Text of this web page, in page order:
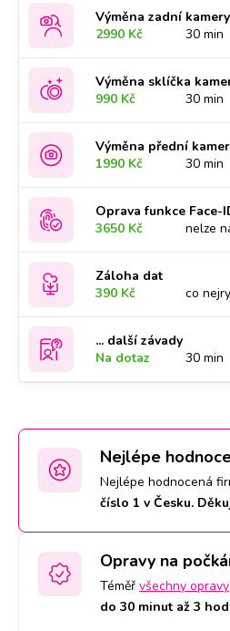
Výměna zadní kamery
2990 Kč
30 min
Výměna sklíčka
990 Kč
30 min
Výměna přední
1990 Kč
30 min
Oprava funkce Face-
3650 Kč
nelze
Záloha dat
390 Kč
co
... další závady
Na dotaz
30 min
Nejlépe
Nejlépe hodnocená
číslo 1 v Česku.
Opravy na
Téměř všechny opravy
do 30 minut až 3